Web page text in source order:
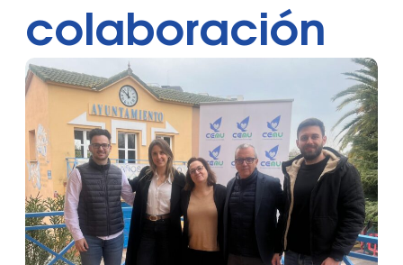
colaboración